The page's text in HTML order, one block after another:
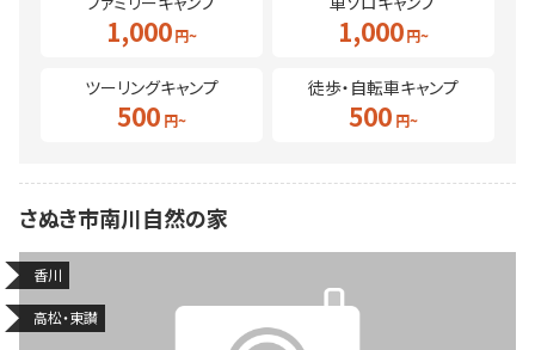
1,000 1,000
ツーリングキャンプ
500
徒歩・自転車キャンプ
500
さぬき市南川自然の家
香川
高松・東讃